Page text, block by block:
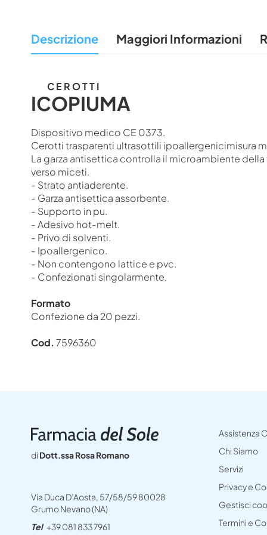
galleria
di
Descrizione
C E R O T T I
ICOPIUMA
Dispositivo medico CE 0373.
Cerotti trasparenti ultrasottili ipoallergenicimisura
La garza antisettica controlla il microambiente
verso miceti.
- Strato antiaderente.
- Garza antisettica assorbente.
- Supporto in pu.
- Adesivo hot-melt.
- Privo di solventi.
- Ipoallergenico.
- Non contengono lattice e pvc.
- Confezionati singolarmente.
Formato
Confezione da 20 pezzi.
Cod. 7596360
Maggiori Informazioni
di Dott.ssa Rosa Romano
Via Duca D’Aosta, 57/58/59 80028
Grumo Nevano (NA)
Tel +39 081 833 7961
Assistenza
Chi Siamo
Servizi
Privacy e
Gestisci
Termini e